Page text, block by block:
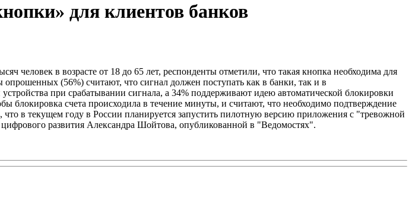
для клиентов банков
человек в возрасте от 18 до 65 лет, респонденты отметили, что такая кнопка необходима для
(56%) считают, что сигнал должен поступать как в банки, так и в
при срабатывании сигнала, а 34% поддерживают идею автоматической блокировки
счета происходила в течение минуты, и считают, что необходимо подтверждение
в текущем году в России планируется запустить пилотную версию приложения с "тревожной
развития Александра Шойтова, опубликованной в "Ведомостях".